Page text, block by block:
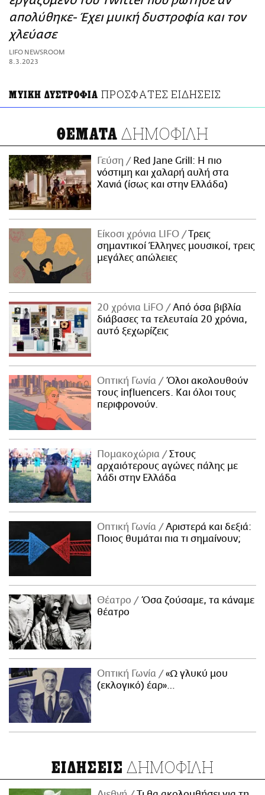
ΑΜΠΑ
PRINT
απολύθηκε- Έχει μυική δυστροφία και τον
χλεύασε
LIFO NEWSROOM
8.3.2023
ΜΥΙΚΗ ΔΥΣΤΡΟΦΙΑ ΠΡΟΣΦΑΤΕΣ ΕΙΔΗΣΕΙΣ
ΘΕΜΑΤΑ ΔΗΜΟΦΙΛΗ
Γεύση
Red Jane Grill: Η πιο
νόστιμη και χαλαρή αυλή στα
Χανιά (ίσως και στην Ελλάδα)
Είκοσι χρόνια LIFO
Tρεις
σημαντικοί Έλληνες μουσικοί, τρεις
μεγάλες απώλειες
20 χρόνια LiFO
Από όσα βιβλία
διάβασες τα τελευταία 20 χρόνια,
αυτό ξεχωρίζεις
Οπτική Γωνία
Όλοι ακολουθούν
τους influencers. Και όλοι τους
περιφρονούν.
Πομακοχώρια
Στους
αρχαιότερους αγώνες πάλης με
λάδι στην Ελλάδα
Οπτική Γωνία
Αριστερά και δεξιά:
Ποιος θυμάται πια τι σημαίνουν;
Θέατρο
Όσα ζούσαμε, τα κάναμε
θέατρο
Οπτική Γωνία
«Ω γλυκύ μου
(εκλογικό) έαρ»…
ΕΙΔΗΣΕΙΣ ΔΗΜΟΦΙΛΗ